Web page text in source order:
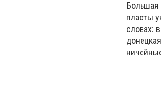
Большая
пласты
словах: